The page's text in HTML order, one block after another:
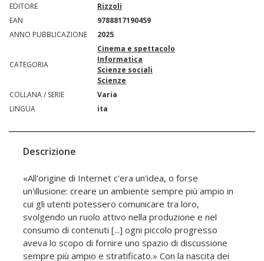
EDITORE
Rizzoli
EAN
9788817190459
ANNO PUBBLICAZIONE
2025
CATEGORIA
Cinema e spettacolo
Informatica
Scienze sociali
Scienze
COLLANA / SERIE
Varia
LINGUA
ita
Descrizione
«All'origine di Internet c'era un'idea, o forse
un'illusione: creare un ambiente sempre più ampio in
cui gli utenti potessero comunicare tra loro,
svolgendo un ruolo attivo nella produzione e nel
consumo di contenuti [...] ogni piccolo progresso
aveva lo scopo di fornire uno spazio di discussione
sempre più ampio e stratificato.» Con la nascita dei